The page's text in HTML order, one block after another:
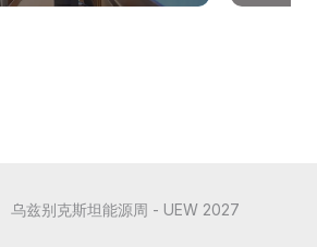
乌兹别克斯坦能源周 - UEW 2027